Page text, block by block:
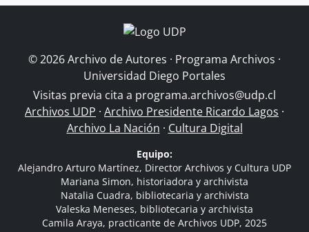
© 2026 Archivo de Autores · Programa Archivos ·
Universidad Diego Portales
Visitas previa cita a programa.archivos@udp.cl
Archivos UDP · Archivo Presidente Ricardo Lagos ·
Archivo La Nación · Cultura Digital
Equipo:
Alejandro Arturo Martínez, Director Archivos y Cultura UDP
Mariana Simon, historiadora y archivista
Natalia Cuadra, bibliotecaria y archivista
Valeska Meneses, bibliotecaria y archivista
Camila Araya, practicante de Archivos UDP, 2025